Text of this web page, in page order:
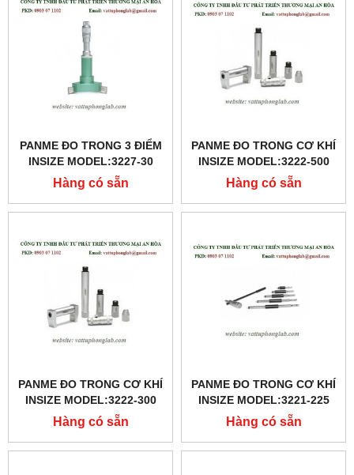
PANME ĐO TRONG 3 ĐIỂM
INSIZE MODEL:3227-30
Hàng có sẵn
PANME ĐO TRONG CƠ KHÍ
INSIZE MODEL:3222-500
Hàng có sẵn
PANME ĐO TRONG CƠ KHÍ
INSIZE MODEL:3222-300
Hàng có sẵn
PANME ĐO TRONG CƠ KHÍ
INSIZE MODEL:3221-225
Hàng có sẵn